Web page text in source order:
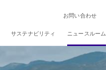
お問い合わせ
サステナビリティ ニュースルーム